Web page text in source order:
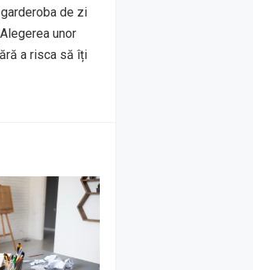
de zi
unor
a risca să îți